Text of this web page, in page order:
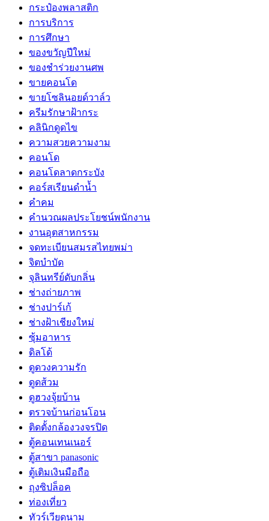
กระป๋องพลาสติก
การบริการ
การศึกษา
ของขวัญปีใหม่
ของชำร่วยงานศพ
ขายคอนโด
ขายโซลินอยด์วาล์ว
ครีมรักษาฝ้ากระ
คลินิกดูดไข
ความสวยความงาม
คอนโด
คอนโดลาดกระบัง
คอร์สเรียนดำน้ำ
คำคม
คำนวณผลประโยชน์พนักงาน
งานอุตสาหกรรม
จดทะเบียนสมรสไทยพม่า
จิตบำบัด
จุลินทรีย์ดับกลิ่น
ช่างถ่ายภาพ
ช่างปาร์เก้
ช่างฝ้าเชียงใหม่
ซุ้มอาหาร
ดิลโด้
ดูดวงความรัก
ดูดส้วม
ดูฮวงจุ้ยบ้าน
ตรวจบ้านก่อนโอน
ติดตั้งกล้องวงจรปิด
ตู้คอนเทนเนอร์
ตู้สาขา panasonic
ตู้เติมเงินมือถือ
ถุงซิปล็อค
ท่องเที่ยว
ทัวร์เวียดนาม